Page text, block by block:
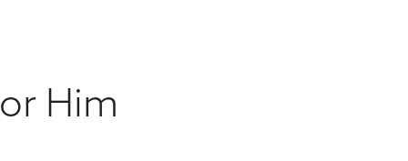
Dárky k nákupu
Him